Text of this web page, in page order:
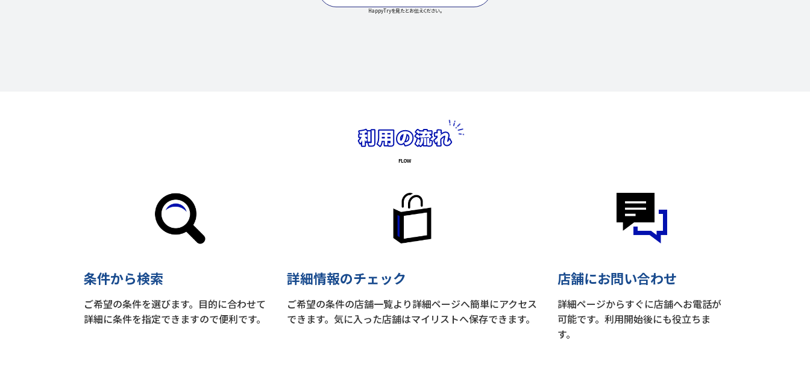
HappyTryを見たとお伝えください。
条件から検索
ご希望の条件を選びます。目的に合わせて
詳細に条件を指定できますので便利です。
詳細情報のチェック
ご希望の条件の店舗一覧より詳細ページへ簡単にアクセス
できます。気に入った店舗はマイリストへ保存できます。
店舗にお問い合わせ
詳細ページからすぐに店舗へお電話が
可能です。利用開始後にも役立ちま
す。